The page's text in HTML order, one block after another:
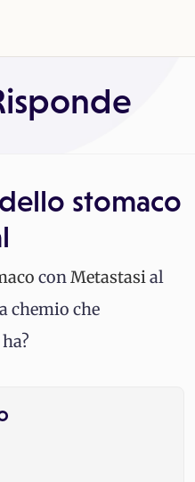
stomaco
conMetastasial
chemio che